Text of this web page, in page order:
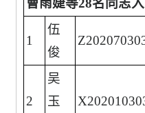
曹雨婕等28名同志
1
伍
俊
2
吴
玉